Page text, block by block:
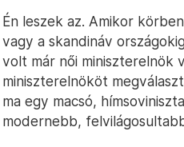
Én leszek az. Amikor
vagy a skandináv
volt már női miniszterelnök
miniszterelnököt
ma egy macsó,
modernebb,